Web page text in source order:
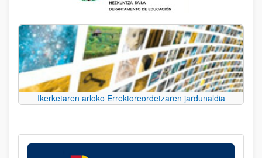
Ikerketaren arloko Errektoreordetzaren jardunaldia